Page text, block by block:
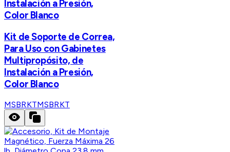
Instalación a Presión,
Color Blanco
Kit de Soporte de Correa,
Para Uso con Gabinetes
Multipropósito, de
Instalación a Presión,
Color Blanco
MSBRKTMSBRKT